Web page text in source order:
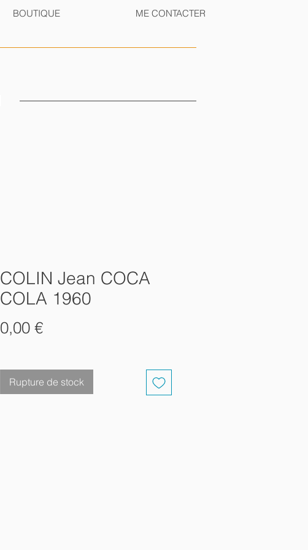
BOUTIQUE ME CONTACTER
COLIN Jean COCA
COLA 1960
0,00 €Prix
Rupture de stock